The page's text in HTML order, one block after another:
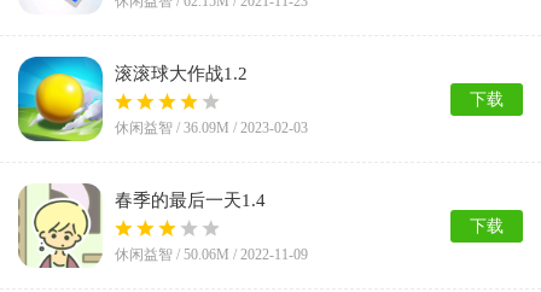
滚滚球大作战1.2
休闲益智 / 36.09M / 2023-02-03
下载
春季的最后一天1.4
休闲益智 / 50.06M / 2022-11-09
下载